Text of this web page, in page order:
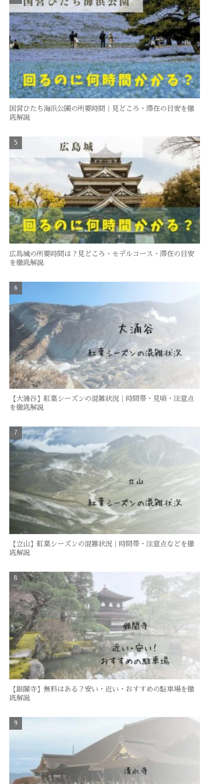
国営ひたち海浜公園の所要時間｜見どころ・滞在の目安を徹
底解説
広島城の所要時間は？見どころ・モデルコース・滞在の目安
を徹底解説
【大涌谷】紅葉シーズンの混雑状況｜時間帯・見頃・注意点
を徹底解説
【立山】紅葉シーズンの混雑状況｜時間帯・注意点などを徹
底解説
【銀閣寺】無料はある？安い・近い・おすすめの駐車場を徹
底解説